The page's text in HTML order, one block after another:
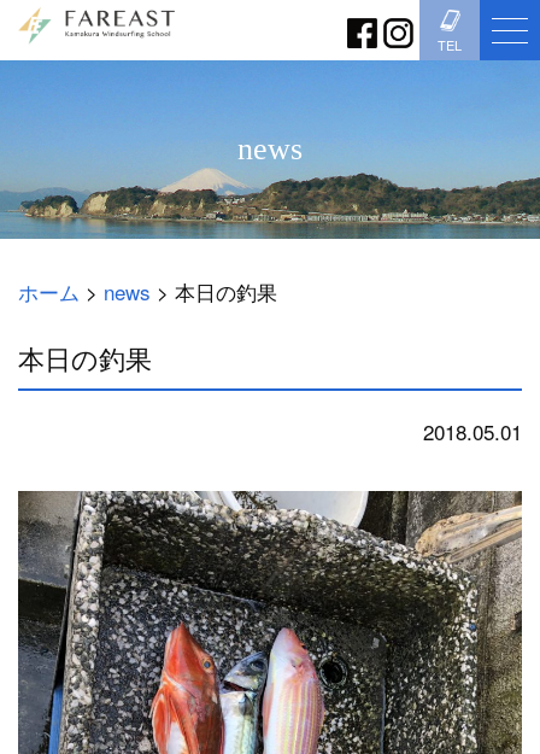
TEL
news
ホーム > news > 本日の釣果
本日の釣果
2018.05.01